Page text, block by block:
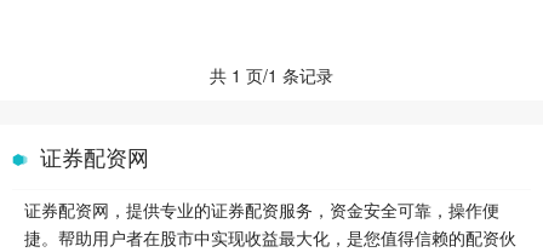
共 1 页/1 条记录
证券配资网
证券配资网，提供专业的证券配资服务，资金安全可靠，操作便
捷。帮助用户者在股市中实现收益最大化，是您值得信赖的配资伙